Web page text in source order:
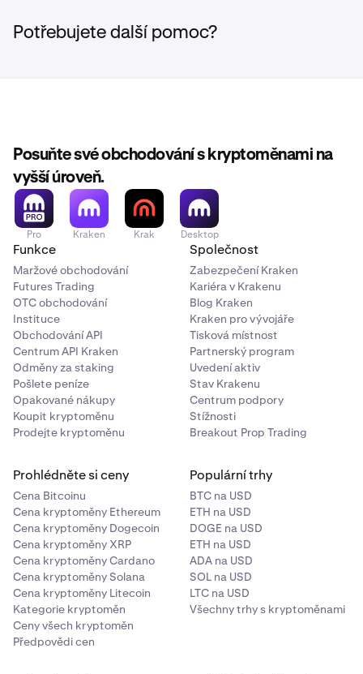
Potřebujete další pomoc?
Posuňte své obchodování s kryptoměnami na
vyšší úroveň.
Pro Kraken Krak Desktop
Funkce
Maržové obchodování
Futures Trading
OTC obchodování
Instituce
Obchodování API
Centrum API Kraken
Odměny za staking
Pošlete peníze
Opakované nákupy
Koupit kryptoměnu
Prodejte kryptoměnu
Společnost
Zabezpečení Kraken
Kariéra v Krakenu
Blog Kraken
Kraken pro vývojáře
Tisková místnost
Partnerský program
Uvedení aktiv
Stav Krakenu
Centrum podpory
Stížnosti
Breakout Prop Trading
Prohlédněte si ceny
Cena Bitcoinu
Cena kryptoměny Ethereum
Cena kryptoměny Dogecoin
Cena kryptoměny XRP
Cena kryptoměny Cardano
Cena kryptoměny Solana
Cena kryptoměny Litecoin
Kategorie kryptoměn
Ceny všech kryptoměn
Předpovědi cen
Populární trhy
BTC na USD
ETH na USD
DOGE na USD
ETH na USD
ADA na USD
SOL na USD
LTC na USD
Všechny trhy s kryptoměnami